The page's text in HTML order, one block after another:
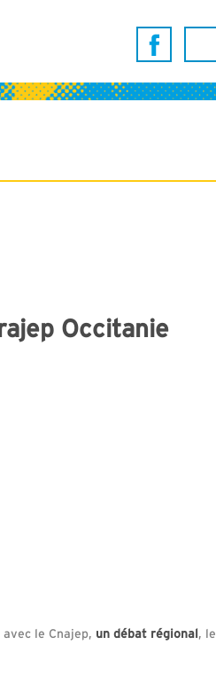
Occitanie
le Cnajep, un débat régional, le